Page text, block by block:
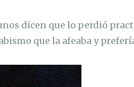
dicen que lo perdió
que la afeaba y